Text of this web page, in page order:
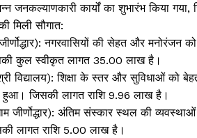
जनकल्याणकारी कार्यों का शुभारंभ किया
मिली सौगात:
नगरवासियों की सेहत और मनोरंजन
कुल स्वीकृत लागत ₹35.00 लाख है।
विद्यालय): शिक्षा के स्तर और सुविधाओं को
हुआ। जिसकी लागत राशि ₹9.96 लाख है।
जीर्णोद्धार): अंतिम संस्कार स्थल की
लागत राशि ₹5.00 लाख है।